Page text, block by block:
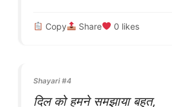
Copy Share 0 likes
Shayari #4
दिल को हमने समझाया बहुत,